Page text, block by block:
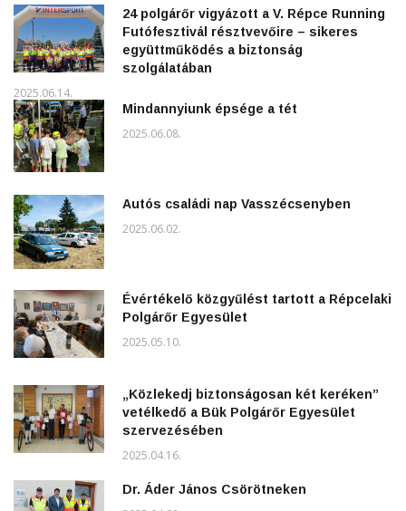
24 polgárőr vigyázott a V. Répce Running
Futófesztivál résztvevőire – sikeres
együttműködés a biztonság
szolgálatában
2025.06.14.
Mindannyiunk épsége a tét
2025.06.08.
Autós családi nap Vasszécsenyben
2025.06.02.
Évértékelő közgyűlést tartott a Répcelaki
Polgárőr Egyesület
2025.05.10.
„Közlekedj biztonságosan két keréken”
vetélkedő a Bük Polgárőr Egyesület
szervezésében
2025.04.16.
Dr. Áder János Csörötneken